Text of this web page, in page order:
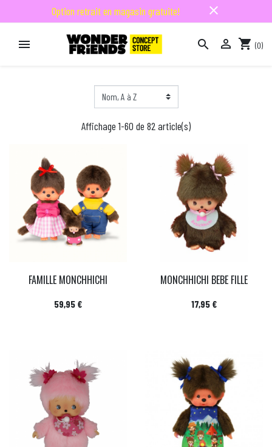
Option retrait en magasin gratuite! close
   shopping_cart (0)
Affichage 1-60 de 82 article(s)
FAMILLE MONCHHICHI
Prix
59,95 €
MONCHHICHI BEBE FILLE
Prix
17,95 €